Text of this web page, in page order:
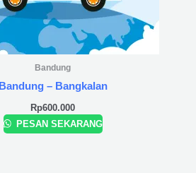
Bandung
Bandung – Bangkalan
Rp600.000
PESAN SEKARANG